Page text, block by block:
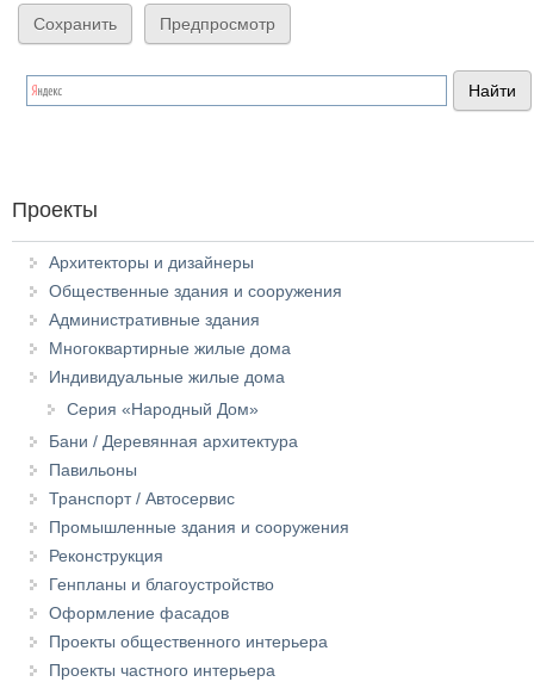
Проекты
Архитекторы и дизайнеры
Общественные здания и сооружения
Административные здания
Многоквартирные жилые дома
Индивидуальные жилые дома
Серия «Народный Дом»
Бани / Деревянная архитектура
Павильоны
Транспорт / Автосервис
Промышленные здания и сооружения
Реконструкция
Генпланы и благоустройство
Оформление фасадов
Проекты общественного интерьера
Проекты частного интерьера